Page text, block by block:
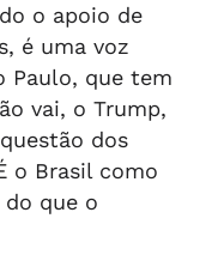
o apoio de
é uma voz
Paulo, que tem
vai, o Trump,
dos
o Brasil como
que o